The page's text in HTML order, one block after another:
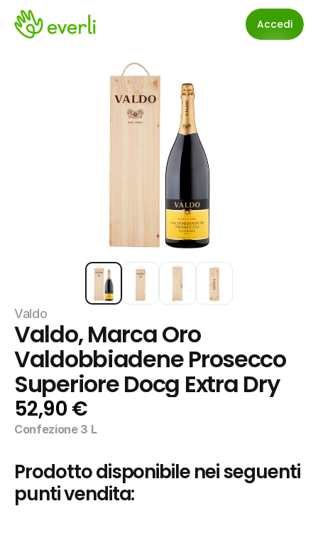
Accedi
Valdo
Valdo, Marca Oro
Valdobbiadene Prosecco
Superiore Docg Extra Dry
52,90 €
Confezione 3 L
Prodotto disponibile nei seguenti
punti vendita: